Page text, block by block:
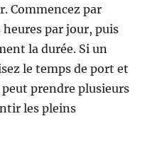
Commencez par
heures par jour, puis
la durée. Si un
le temps de port et
peut prendre plusieurs
les pleins